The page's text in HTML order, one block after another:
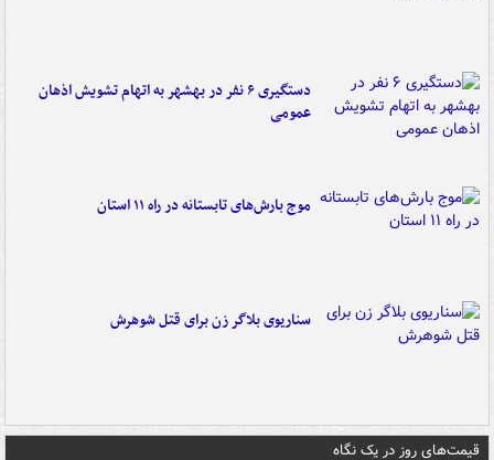
دستگیری ۶ نفر در بهشهر به اتهام تشویش اذهان
عمومی
موج بارش‌های تابستانه در راه ۱۱ استان
سناریوی بلاگر زن برای قتل شوهرش
قیمت‌های روز در یک نگاه